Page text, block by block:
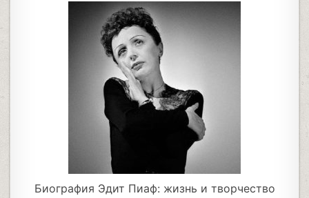
Биография Эдит Пиаф: жизнь и творчество